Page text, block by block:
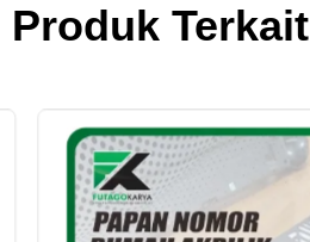
Produk Terkait